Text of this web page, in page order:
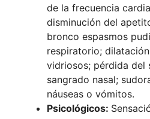
de la frecuencia
disminución del
bronco espasmos
respiratorio;
vidriosos; pérdida del
sangrado nasal;
náuseas o vómitos.
Psicológicos: